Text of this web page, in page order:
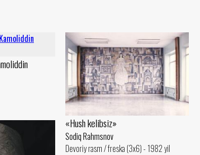
«Hush kelibsiz»
Sodiq Rahmsnov
Devoriy rasm / freska (3x6) - 1982 yil